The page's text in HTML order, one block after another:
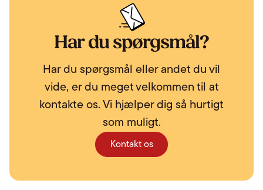
Har du spørgsmål?
Har du spørgsmål eller andet du vil
vide, er du meget velkommen til at
kontakte os. Vi hjælper dig så hurtigt
som muligt.
Kontakt os